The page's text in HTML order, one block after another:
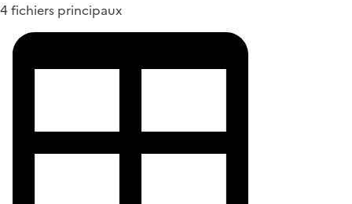
4 fichiers principaux